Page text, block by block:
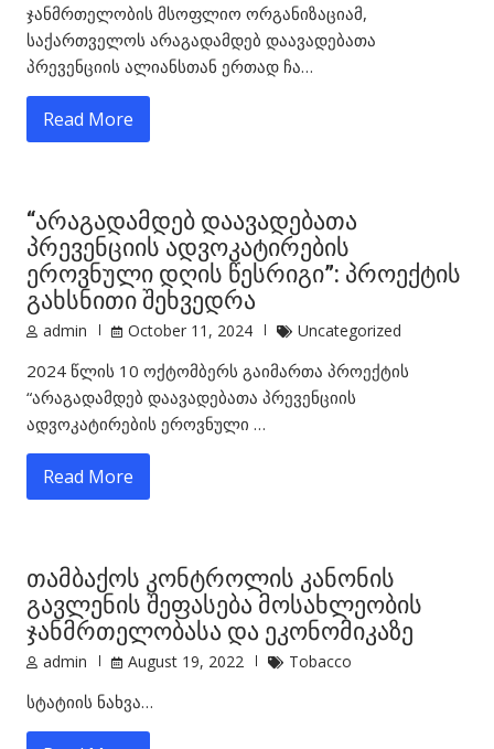
ჯანმრთელობის მსოფლიო ორგანიზაციამ,
საქართველოს არაგადამდებ დაავადებათა
პრევენციის ალიანსთან ერთად ჩა…
Read More
“არაგადამდებ დაავადებათა
პრევენციის ადვოკატირების
ეროვნული დღის წესრიგი”: პროექტის
გახსნითი შეხვედრა
admin October 11, 2024 Uncategorized
2024 წლის 10 ოქტომბერს გაიმართა პროექტის
“არაგადამდებ დაავადებათა პრევენციის
ადვოკატირების ეროვნული …
Read More
თამბაქოს კონტროლის კანონის
გავლენის შეფასება მოსახლეობის
ჯანმრთელობასა და ეკონომიკაზე
admin August 19, 2022 Tobacco
სტატიის ნახვა…